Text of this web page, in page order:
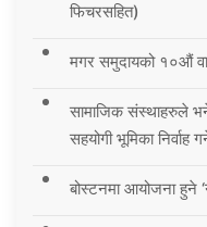
फिचरसहित)
मगर समुदायको १०औं
सामाजिक संस्थाहरुले
सहयोगी भूमिका निर्वाह
बोस्टनमा आयोजना हुने